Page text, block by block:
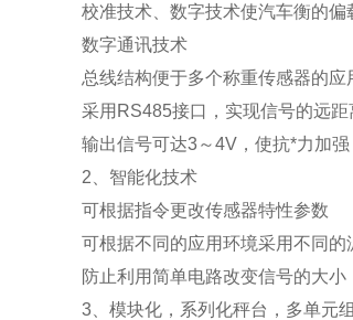
校准技术、数字技术使汽车衡的
数字通讯技术
总线结构便于多个称重传感器的
采用 RS485接口，实现信号的远
输出信号可达3～4V，使抗*力加
2 、智能化技术
可根据指令更改传感器特性参数
可根据不同的应用环境采用不同的
防止利用简单电路改变信号的大小
3、模块化，系列化秤台，多单元